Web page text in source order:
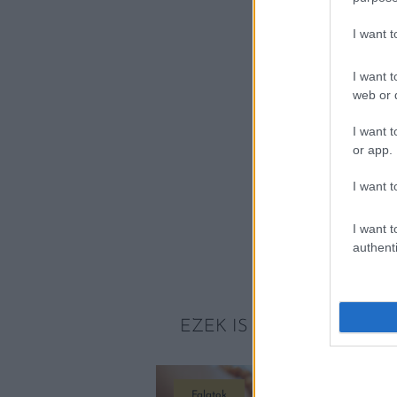
I want
I want
web or
I want
or app.
I want
I want
EZEK IS